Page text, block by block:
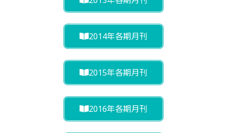
2014年各期月刊
2015年各期月刊
2016年各期月刊